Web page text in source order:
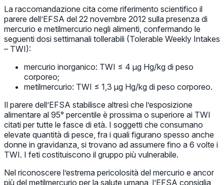
La raccomandazione cita come riferimento scientifico il
parere dell’EFSA del 22 novembre 2012 sulla presenza di
mercurio e metilmercurio negli alimenti, confermando le
seguenti dosi settimanali tollerabili (Tolerable Weekly Intakes
– TWI):
mercurio inorganico: TWI ≤ 4 µg Hg/kg di peso
corporeo;
metilmercurio: TWI ≤ 1,3 µg Hg/kg di peso corporeo.
Il parere dell’EFSA stabilisce altresì che l’esposizione
alimentare al 95° percentile è prossima o superiore ai TWI
citati per tutte le fasce di età. I soggetti che consumano
elevate quantità di pesce, fra i quali figurano spesso anche
donne in gravidanza, si trovano ad assumere fino a 6 volte i
TWI. I feti costituiscono il gruppo più vulnerabile.
Nel riconoscere l’estrema pericolosità del mercurio e ancor
più del metilmercurio per la salute umana, l’EFSA consiglia